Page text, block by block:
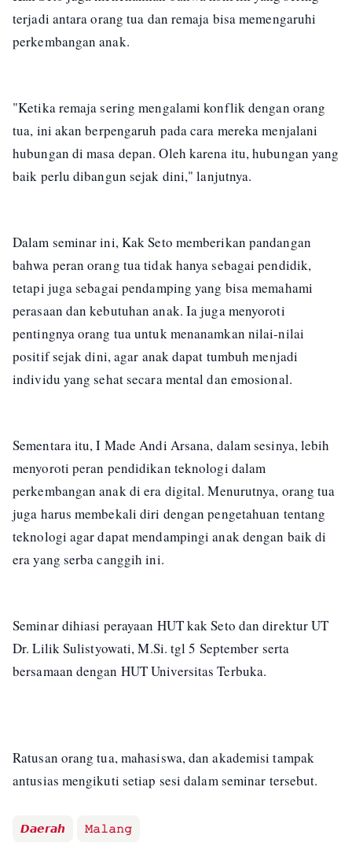
terjadi antara orang tua dan remaja bisa memengaruhi
perkembangan anak.
"Ketika remaja sering mengalami konflik dengan orang
tua, ini akan berpengaruh pada cara mereka menjalani
hubungan di masa depan. Oleh karena itu, hubungan yang
baik perlu dibangun sejak dini," lanjutnya.
Dalam seminar ini, Kak Seto memberikan pandangan
bahwa peran orang tua tidak hanya sebagai pendidik,
tetapi juga sebagai pendamping yang bisa memahami
perasaan dan kebutuhan anak. Ia juga menyoroti
pentingnya orang tua untuk menanamkan nilai-nilai
positif sejak dini, agar anak dapat tumbuh menjadi
individu yang sehat secara mental dan emosional.
Sementara itu, I Made Andi Arsana, dalam sesinya, lebih
menyoroti peran pendidikan teknologi dalam
perkembangan anak di era digital. Menurutnya, orang tua
juga harus membekali diri dengan pengetahuan tentang
teknologi agar dapat mendampingi anak dengan baik di
era yang serba canggih ini.
Seminar dihiasi perayaan HUT kak Seto dan direktur UT
Dr. Lilik Sulistyowati, M.Si. tgl 5 September serta
bersamaan dengan HUT Universitas Terbuka.
Ratusan orang tua, mahasiswa, dan akademisi tampak
antusias mengikuti setiap sesi dalam seminar tersebut.
𝘿𝙖𝙚𝙧𝙖𝙝 𝙼𝚊𝚕𝚊𝚗𝚐